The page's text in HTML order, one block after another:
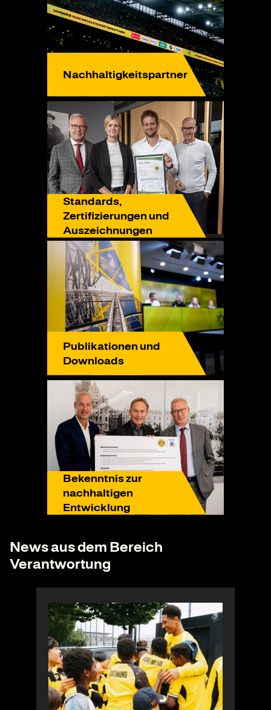
Nachhaltigkeitspartner
Standards,
Zertifizierungen und
Auszeichnungen
Publikationen und
Downloads
Bekenntnis zur
nachhaltigen
Entwicklung
News aus dem Bereich
Verantwortung